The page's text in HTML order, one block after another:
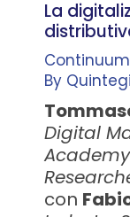
La
By
Digital
Academy
con